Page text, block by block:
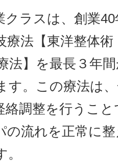
クラスは、創業
療法【東洋整体
法】を最長３年
す。この療法は
絡調整を行うこ
の流れを正常に